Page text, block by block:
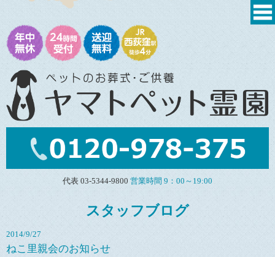
代表 03-5344-9800 営業時間 9：00～19:00
スタッフブログ
2014/9/27
ねこ里親会のお知らせ